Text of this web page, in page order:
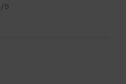
/5